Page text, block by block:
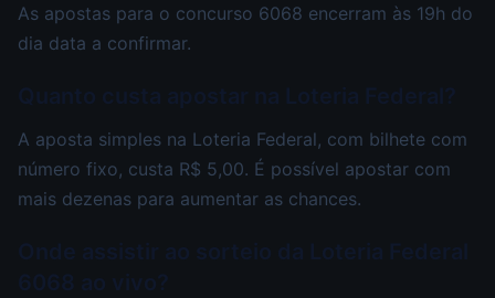
As apostas para o concurso 6068 encerram às 19h do
dia data a confirmar.
A aposta simples na Loteria Federal, com bilhete com
número fixo, custa R$ 5,00. É possível apostar com
mais dezenas para aumentar as chances.